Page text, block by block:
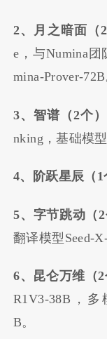
2、月之暗面（
e，与Numina
mina-Prover-72B
3、智谱（2个）
nking，基础模
4、阶跃星辰（1
5、字节跳动（2
翻译模型Seed-
6、昆仑万维（2
R1V3-38B，多
B。